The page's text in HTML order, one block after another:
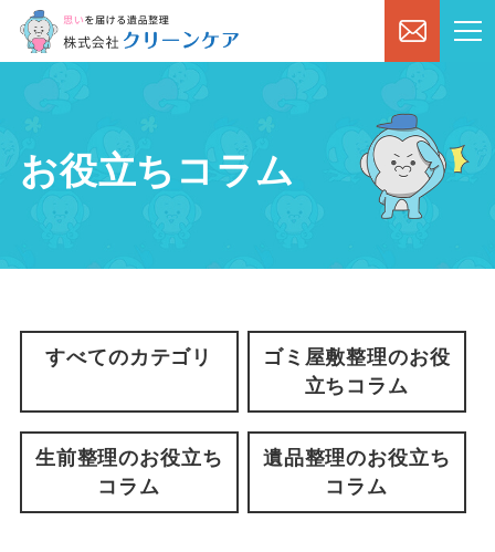
お役立ちコラム
すべてのカテゴリ
ゴミ屋敷整理のお役
立ちコラム
生前整理のお役立ち
コラム
遺品整理のお役立ち
コラム